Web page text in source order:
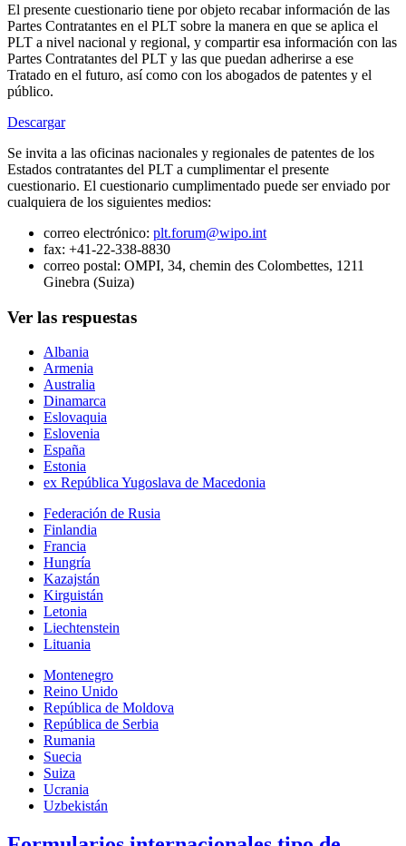
El presente cuestionario tiene por objeto recabar información de las
Partes Contratantes en el PLT sobre la manera en que se aplica el
PLT a nivel nacional y regional, y compartir esa información con las
Partes Contratantes del PLT y las que puedan adherirse a ese
Tratado en el futuro, así como con los abogados de patentes y el
público.
Descargar
Se invita a las oficinas nacionales y regionales de patentes de los
Estados contratantes del PLT a cumplimentar el presente
cuestionario. El cuestionario cumplimentado puede ser enviado por
cualquiera de los siguientes medios:
correo electrónico: plt.forum@wipo.int
fax: +41-22-338-8830
correo postal: OMPI, 34, chemin des Colombettes, 1211
Ginebra (Suiza)
Ver las respuestas
Albania
Armenia
Australia
Dinamarca
Eslovaquia
Eslovenia
España
Estonia
ex República Yugoslava de Macedonia
Federación de Rusia
Finlandia
Francia
Hungría
Kazajstán
Kirguistán
Letonia
Liechtenstein
Lituania
Montenegro
Reino Unido
República de Moldova
República de Serbia
Rumania
Suecia
Suiza
Ucrania
Uzbekistán